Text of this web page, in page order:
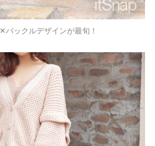
ックルデザインが最旬！